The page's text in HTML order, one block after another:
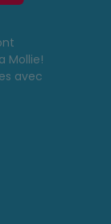
Mollie!
avec